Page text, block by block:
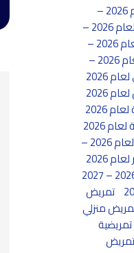
تمريض منزلي في الوطن العربي لعام 2026 –
تمريض منزلي لمرضى الضغط لعام 2026 –
تمريض منزلي لمرضى القلب لعام 2026 –
تمريض منزلي بعد العمليات لعام 2026 –
تمريض منزلي لمرضى السكري لعام 2026
تمريض منزلي لمرضى الشلل لعام 2026
تمريض منزلي للحالات الحرجة لعام 2026
تمريض منزلي للحالات الطارئة لعام 2026
التمريض المنزلي في المنيل لعام 2026 –
تمريض منزلي لمرضى الزهايمر لعام 2026
تمريض
منزلي
تمريضية